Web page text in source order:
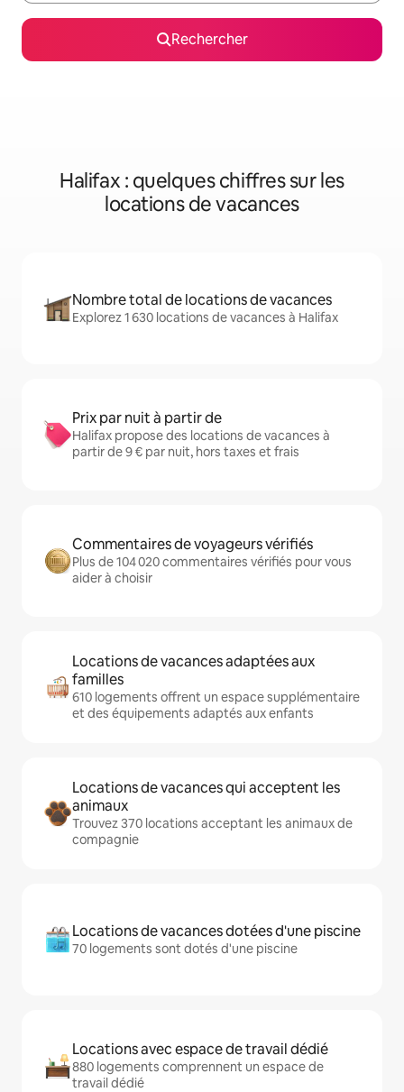
Rechercher
Halifax : quelques chiffres sur les
locations de vacances
Nombre total de locations de vacances
Explorez 1 630 locations de vacances à Halifax
Prix par nuit à partir de
Halifax propose des locations de vacances à
partir de 9 € par nuit, hors taxes et frais
Commentaires de voyageurs vérifiés
Plus de 104 020 commentaires vérifiés pour vous
aider à choisir
Locations de vacances adaptées aux
familles
610 logements offrent un espace supplémentaire
et des équipements adaptés aux enfants
Locations de vacances qui acceptent les
animaux
Trouvez 370 locations acceptant les animaux de
compagnie
Locations de vacances dotées d'une piscine
70 logements sont dotés d'une piscine
Locations avec espace de travail dédié
880 logements comprennent un espace de
travail dédié